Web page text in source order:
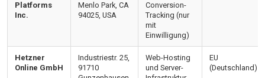
Platforms
Inc.
Menlo Park, CA
94025, USA
Conversion-
Tracking (nur
mit
Einwilligung)
Hetzner
Online GmbH
Industriestr. 25,
91710
Web-Hosting
und Server-
EU
(Deutschland)